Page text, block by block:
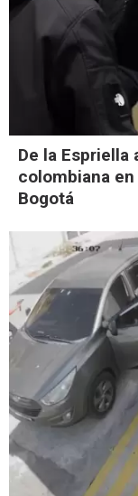
De la Espriella
colombiana
Bogotá